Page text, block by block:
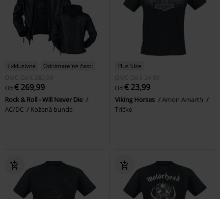
Exkluzívne
Odnímateľné časti
OMC Od € 280,99
Od € 269,99
Rock & Roll - Will Never Die
AC/DC
Kožená bunda
Plus Size
OMC Od € 24,99
Od € 23,99
Viking Horses
Amon Amarth
Tričko